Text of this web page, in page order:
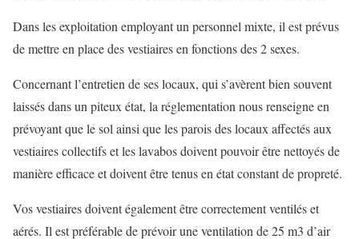
Dans les exploitation employant un personnel mixte, il est prévus
de mettre en place des vestiaires en fonctions des 2 sexes.
Concernant l’entretien de ses locaux, qui s’avèrent bien souvent
laissés dans un piteux état, la réglementation nous renseigne en
prévoyant que le sol ainsi que les parois des locaux affectés aux
vestiaires collectifs et les lavabos doivent pouvoir être nettoyés de
manière efficace et doivent être tenus en état constant de propreté.
Vos vestiaires doivent également être correctement ventilés et
aérés. Il est préférable de prévoir une ventilation de 25 m3 d’air